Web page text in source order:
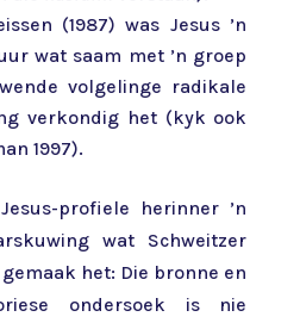
(1987) was Jesus ’n
wat saam met ’n groep
volgelinge radikale
verkondig het (kyk ook
1997).
profiele herinner ’n
wat Schweitzer
het: Die bronne en
ondersoek is nie